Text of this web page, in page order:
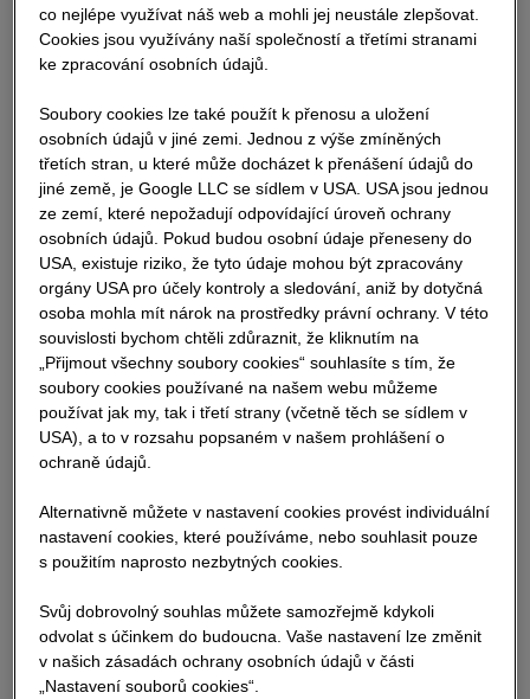
KARRIEREBLOG
09.03.2026
Bezpečná stavba je základem kvalitní
a efektivní práce:
Bezpečnost na stavbě u nás nestojí jen na pravidlech,
implementují do každodenního života. Jaroslav zná
stavbu do poslední detailu, stejně jako lidi, kteří na ní
pracují. Jeho úkolem není strašit naše kolegy černými
vysvětluje a hledá řešení, díky kterým se každý může
vrátit večer domů ve zdraví a v pohodě. A právě jeho
přístup dává bezpečnosti na našich stavbách ten lidský
rozměr.
co nejlépe využívat náš web a mohli jej neustále zlepšovat.
Cookies jsou využívány naší společností a třetími stranami
ke zpracování osobních údajů.
Soubory cookies lze také použít k přenosu a uložení
osobních údajů v jiné zemi. Jednou z výše zmíněných
třetích stran, u které může docházet k přenášení údajů do
jiné země, je Google LLC se sídlem v USA. USA jsou jednou
ze zemí, které nepožadují odpovídající úroveň ochrany
osobních údajů. Pokud budou osobní údaje přeneseny do
USA, existuje riziko, že tyto údaje mohou být zpracovány
orgány USA pro účely kontroly a sledování, aniž by dotyčná
osoba mohla mít nárok na prostředky právní ochrany. V této
souvislosti bychom chtěli zdůraznit, že kliknutím na
„Přijmout všechny soubory cookies“ souhlasíte s tím, že
soubory cookies používané na našem webu můžeme
používat jak my, tak i třetí strany (včetně těch se sídlem v
USA), a to v rozsahu popsaném v našem prohlášení o
ochraně údajů.
Alternativně můžete v nastavení cookies provést individuální
nastavení cookies, které používáme, nebo souhlasit pouze
s použitím naprosto nezbytných cookies.
Svůj dobrovolný souhlas můžete samozřejmě kdykoli
odvolat s účinkem do budoucna. Vaše nastavení lze změnit
v našich zásadách ochrany osobních údajů v části
„Nastavení souborů cookies“.